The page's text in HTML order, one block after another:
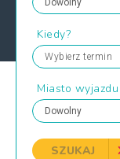
Kiedy?
Wybierz termin
Miasto wyjazdu
SZUKAJ